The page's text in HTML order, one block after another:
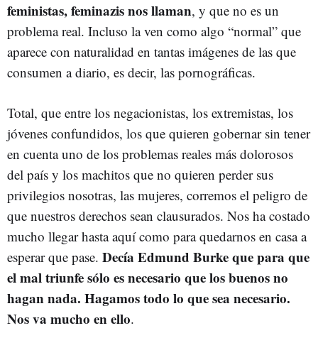
feministas, feminazis nos llaman, y que no es un
problema real. Incluso la ven como algo “normal” que
aparece con naturalidad en tantas imágenes de las que
consumen a diario, es decir, las pornográficas.
Total, que entre los negacionistas, los extremistas, los
jóvenes confundidos, los que quieren gobernar sin tener
en cuenta uno de los problemas reales más dolorosos
del país y los machitos que no quieren perder sus
privilegios nosotras, las mujeres, corremos el peligro de
que nuestros derechos sean clausurados. Nos ha costado
mucho llegar hasta aquí como para quedarnos en casa a
esperar que pase. Decía Edmund Burke que para que
el mal triunfe sólo es necesario que los buenos no
hagan nada. Hagamos todo lo que sea necesario.
Nos va mucho en ello.